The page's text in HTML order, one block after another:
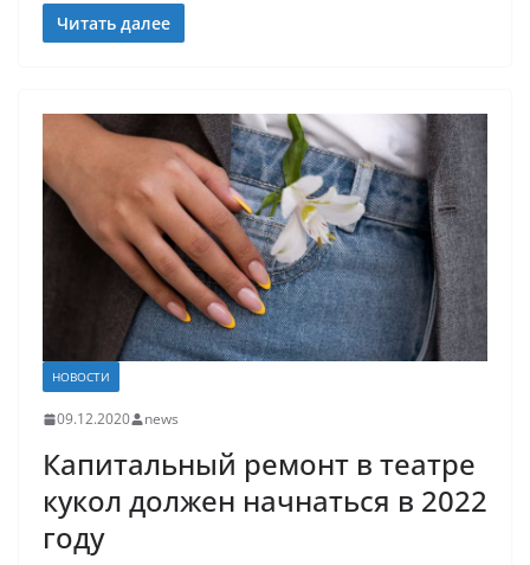
Читать далее
НОВОСТИ
09.12.2020 news
Капитальный ремонт в театре
кукол должен начнаться в 2022
году